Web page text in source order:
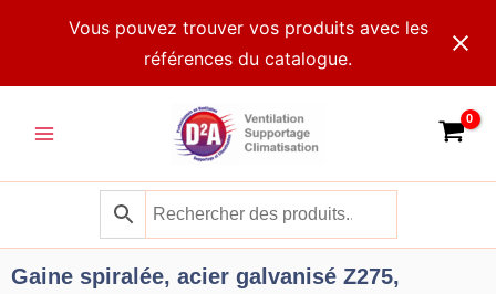
Vous pouvez trouver vos produits avec les
références du catalogue.
Menu
Gaine spiralée, acier galvanisé Z275,